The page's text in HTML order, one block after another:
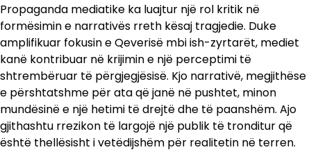
Propaganda mediatike ka luajtur një rol kritik në
formësimin e narrativës rreth kësaj tragjedie. Duke
amplifikuar fokusin e Qeverisë mbi ish-zyrtarët, mediet
kanë kontribuar në krijimin e një perceptimi të
shtrembëruar të përgjegjësisë. Kjo narrativë, megjithëse
e përshtatshme për ata që janë në pushtet, minon
mundësinë e një hetimi të drejtë dhe të paanshëm. Ajo
gjithashtu rrezikon të largojë një publik të tronditur që
është thellësisht i vetëdijshëm për realitetin në terren.